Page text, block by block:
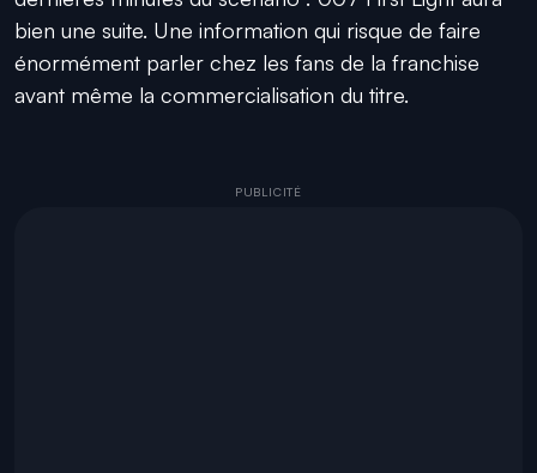
bien une suite. Une information qui risque de faire
énormément parler chez les fans de la franchise
avant même la commercialisation du titre.